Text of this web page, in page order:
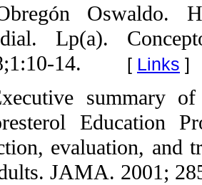
Oswaldo.
Lp(a).
14.
[ Links ]
summary
Education
evaluation, and
JAMA. 2001;